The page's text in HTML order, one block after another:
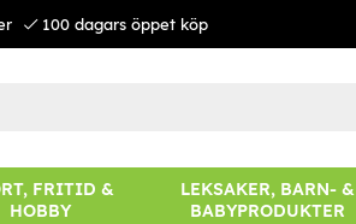
100 dagars öppet köp
FRITID &
HOBBY
LEKSAKER, BARN- &
BABYPRODUKTER